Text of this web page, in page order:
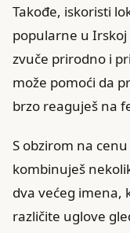
Takođe, iskoristi
popularne u
zvuče prirodno i
može pomoći da
brzo reaguješ na
S obzirom na
kombinuješ
dva većeg imena,
različite uglove